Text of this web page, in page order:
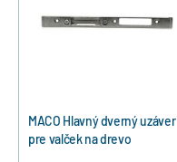
MACO Hlavný dverný uzáver
pre valček na drevo